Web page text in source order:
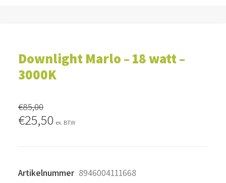
Downlight Marlo – 18 watt –
3000K
€85,00
Oorspronkelijke
€85,00.
€25,50Huidige
€25,50.
ex. BTW
Artikelnummer 8946004111668